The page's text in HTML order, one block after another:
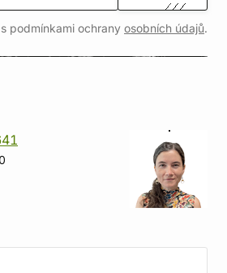
podmínkami ochrany osobních údajů.